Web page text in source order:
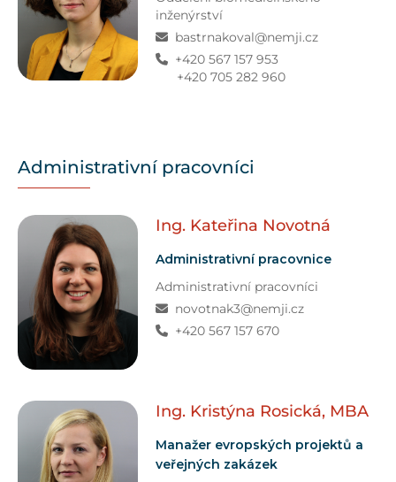
inženýrství
bastrnakoval@nemji.cz
+420 567 157 953
+420 705 282 960
Administrativní pracovníci
Ing. Kateřina Novotná
Administrativní pracovnice
Administrativní pracovníci
novotnak3@nemji.cz
+420 567 157 670
Ing. Kristýna Rosická, MBA
Manažer evropských projektů a
veřejných zakázek